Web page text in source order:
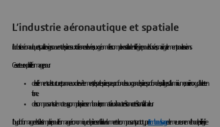
L’industrie aéronautique et spatiale
L’industrie aéronautique et spatiale exige souvent des pièces aux tolérances élevées, aux géométries complexes et à la densité légère pour les fusées, mais également pour les avions.
Ce secteur exploite le formage pour :
des éléments de structure et panneaux de revêtement, des petites pièces peu profondes aux grandes pièces profondes, en alliages d’aluminium, en acier inoxydable et en
titane.
des composants de moteurs, y compris les pièces embouties, en matériaux à haute résistance et résistants à la chaleur.
L’hydroformage des tôles s’emploie pour le formage économique de pièces en faible volume et de composants prototypes.L’emboutissagedemeure une méthode privilégiée